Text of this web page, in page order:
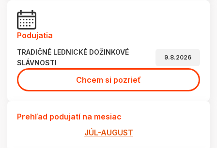
Podujatia
TRADIČNÉ LEDNICKÉ DOŽINKOVÉ
SLÁVNOSTI
9.8.2026
Chcem si pozrieť
Prehľad podujatí na mesiac
JÚL-AUGUST